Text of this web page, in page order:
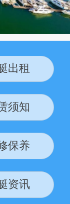
出租
须知
保养
资讯